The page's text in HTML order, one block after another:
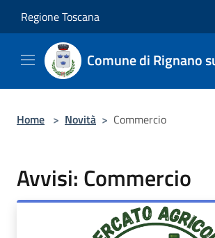
Regione Toscana
Comune di Rignano
Home > Novità > Commercio
Avvisi: Commercio